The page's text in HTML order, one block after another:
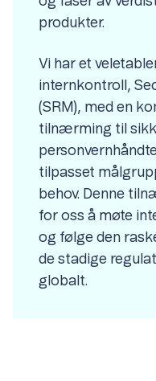
produkter.
Vi har et
internkontroll,
(SRM), med en
tilnærming til
tilpasset
behov. Denne
for oss å møte
og følge den
de stadige
globalt.